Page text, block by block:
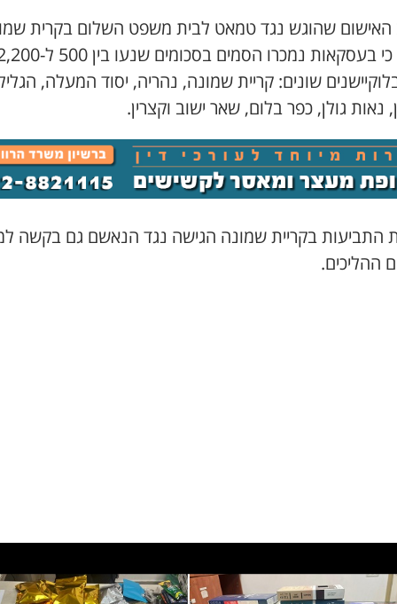
שהוגש נגד טמאט לבית משפט השלום בקרית
עולה, כי בעסקאות נמכרו הסמים בסכומים שנעו בין
שונים: קריית שמונה, נהריה, יסוד המעלה,
נאות גולן, כפר בלום, שאר ישוב וקצרין.
התביעות בקריית שמונה הגישה נגד הנאשם גם בקשה
ההליכים.